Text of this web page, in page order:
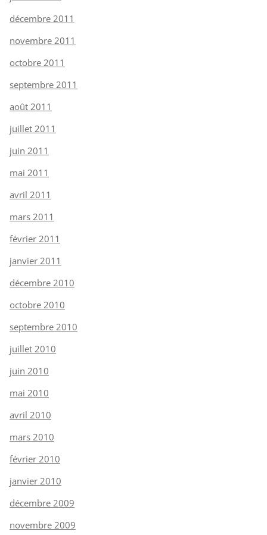
décembre 2011
novembre 2011
octobre 2011
septembre 2011
août 2011
juillet 2011
juin 2011
mai 2011
avril 2011
mars 2011
février 2011
janvier 2011
décembre 2010
octobre 2010
septembre 2010
juillet 2010
juin 2010
mai 2010
avril 2010
mars 2010
février 2010
janvier 2010
décembre 2009
novembre 2009